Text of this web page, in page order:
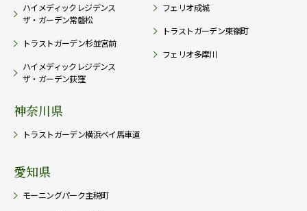
ハイメディックレジデンス
ザ・ガーデン常磐松
トラストガーデン杉並宮前
ハイメディックレジデンス
ザ・ガーデン荻窪
フェリオ成城
トラストガーデン東嶺町
フェリオ多摩川
神奈川県
トラストガーデン横浜ベイ馬車道
愛知県
モーニングパーク主税町